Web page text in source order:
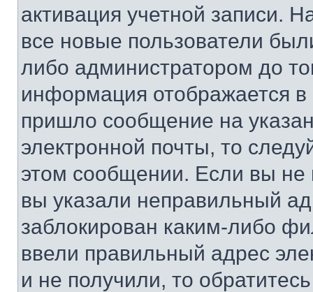
активация учетной записи.
все новые пользователи
либо администратором до
информация отображается
пришло сообщение на
электронной почты, то
этом сообщении. Если вы
вы указали неправильный
заблокирован каким-либо
ввели правильный адрес
и не получили, то